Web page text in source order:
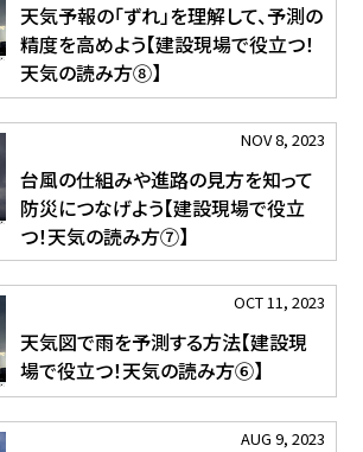
天気予報の「ずれ」を理解して、予測の
精度を高めよう【建設現場で役立つ！
天気の読み方⑧】
NOV 8, 2023
台風の仕組みや進路の見方を知って
防災につなげよう【建設現場で役立
つ！天気の読み方⑦】
OCT 11, 2023
天気図で雨を予測する方法【建設現
場で役立つ！天気の読み方⑥】
AUG 9, 2023